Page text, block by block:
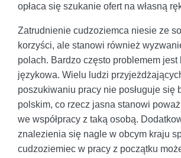
opłaca się szukanie ofert na własną
Zatrudnienie cudzoziemca niesie ze
korzyści, ale stanowi również
polach. Bardzo często problemem jest
językowa. Wielu ludzi
poszukiwaniu pracy nie posługuje się
polskim, co rzecz jasna stanowi
we współpracy z taką osobą.
znalezienia się nagle w obcym kraju
cudzoziemiec w pracy z początku